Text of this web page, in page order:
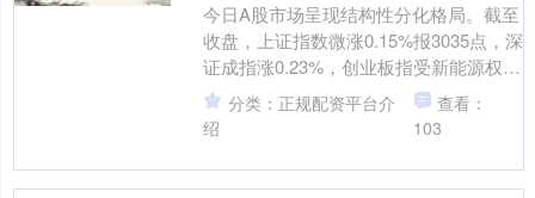
今日A股市场呈现结构性分化格局。截至
收盘，上证指数微涨0.15%报3035点，深
证成指涨0.23%，创业板指受新能源权重
拖累收跌0.12%。两市成交额合计898....
分类：正规配资平台介
绍
查看：
103